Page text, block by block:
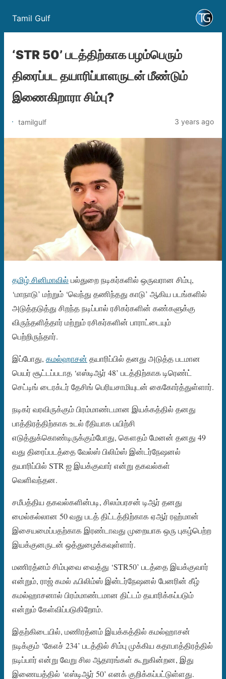
Tamil Gulf
‘STR 50’ படத்திற்காக பழம்பெரும்
திரைப்பட தயாரிப்பாளருடன் மீண்டும்
இணைகிறாரா சிம்பு?
tamilgulf 3 years ago
தமிழ் சினிமாவில் பல்துறை நடிகர்களில் ஒருவரான சிம்பு,
‘மாநாடு’ மற்றும் ‘வெந்து தணிந்தது காடு’ ஆகிய படங்களில்
அடுத்தடுத்து சிறந்த நடிப்பால் ரசிகர்களின் கண்களுக்கு
விருந்தளித்தார் மற்றும் ரசிகர்களின் பாராட்டையும்
பெற்றிருந்தார்.
இப்போது, கமல்ஹாசன் தயாரிப்பில் தனது அடுத்த படமான
பெயர் சூட்டப்படாத ‘எஸ்டிஆர் 48’ படத்திற்காக டிரெண்ட்
செட்டிங் டைரக்டர் தேசிங் பெரியசாமியுடன் கைகோர்த்துள்ளார்.
நடிகர் வரவிருக்கும் பிரம்மாண்டமான இயக்கத்தில் தனது
பாத்திரத்திற்காக உடல் ரீதியாக பயிற்சி
எடுத்துக்கொண்டிருக்கும்போது, ​​கௌதம் மேனன் தனது 49
வது திரைப்படத்தை வேல்ஸ் பிலிம்ஸ் இன்டர்நேஷனல்
தயாரிப்பில் STR ஐ இயக்குவார் என்று தகவல்கள்
வெளிவந்தன.
சமீபத்திய தகவல்களின்படி, சிலம்பரசன் டிஆர் தனது
மைல்கல்லான 50 வது படத் திட்டத்திற்காக ஏஆர் ரஹ்மான்
இசையமைப்பதற்காக இரண்டாவது முறையாக ஒரு புகழ்பெற்ற
இயக்குனருடன் ஒத்துழைக்கவுள்ளார்.
மணிரத்னம் சிம்புவை வைத்து ‘STR50’ படத்தை இயக்குவார்
என்றும், ராஜ் கமல் ஃபிலிம்ஸ் இன்டர்நேஷனல் பேனரின் கீழ்
கமல்ஹாசனால் பிரம்மாண்டமான திட்டம் தயாரிக்கப்படும்
என்றும் கேள்விப்படுகிறோம்.
இதற்கிடையில், மணிரத்னம் இயக்கத்தில் கமல்ஹாசன்
நடிக்கும் ‘கேஎச் 234’ படத்தில் சிம்பு முக்கிய கதாபாத்திரத்தில்
நடிப்பார் என்று வேறு சில ஆதாரங்கள் கூறுகின்றன, இது
இணையத்தில் ‘எஸ்டிஆர் 50’ எனக் குறிக்கப்பட்டுள்ளது.